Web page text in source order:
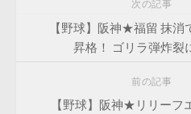
次の記事
【野球】阪神★福留 抹消
昇格！ ゴリラ弾炸
前の記事
【野球】阪神★リリーフ